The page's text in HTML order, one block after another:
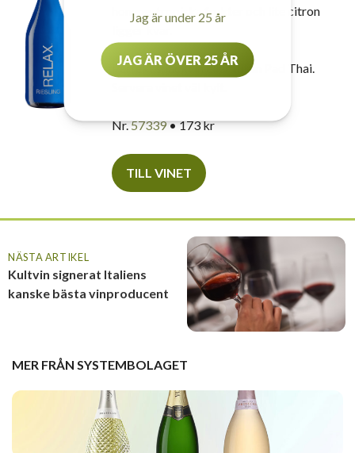
honung, tropiska frukter och lite citron
ligger kvar.
Perfekt snackvin eller till en Pad Thai.
Nr.57339• 173 kr
TILL VINET
NÄSTA ARTIKEL
Kultvin signerat Italiens
kanske bästa vinproducent
MER FRÅN SYSTEMBOLAGET
Jag är under 25 år
JAG ÄR ÖVER 25 ÅR